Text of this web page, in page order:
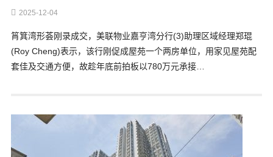
2025-12-04
筲箕湾形荟刚录成交，美联物业嘉亨湾分行(3)助理区域经理郑琨
(Roy Cheng)表示，该行刚促成屋苑一个两房单位，用家见屋苑配
套佳及交通方便，故趁年底前拍板以780万元承接…